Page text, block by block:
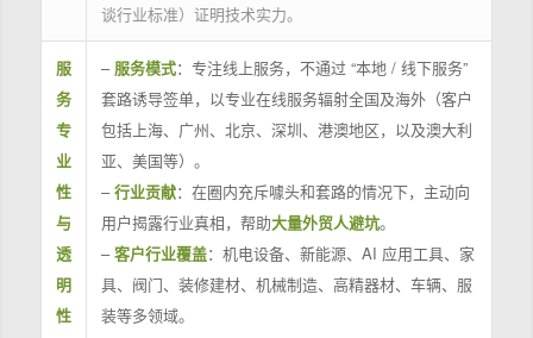
谈行业标准）证明技术实力。
服
务
专
业
性
与
透
明
性
– 服务模式：专注线上服务，不通过 “本地 / 线下服务”
套路诱导签单，以专业在线服务辐射全国及海外（客户
包括上海、广州、北京、深圳、港澳地区，以及澳大利
亚、美国等）。
–行业贡献：在圈内充斥噱头和套路的情况下，主动向
用户揭露行业真相，帮助大量外贸人避坑。
–客户行业覆盖：机电设备、新能源、AI 应用工具、家
具、阀门、装修建材、机械制造、高精器材、车辆、服
装等多领域。